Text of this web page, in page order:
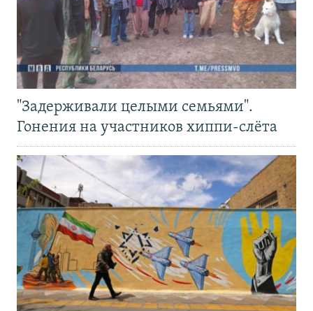
"Задерживали целыми семьями".
Гонения на участников хиппи-слёта